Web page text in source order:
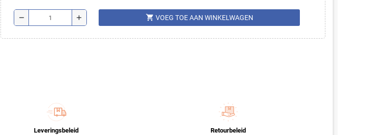
remove add shopping_cart VOEG TOE AAN WINKELWAGEN
Leveringsbeleid
Retourbeleid